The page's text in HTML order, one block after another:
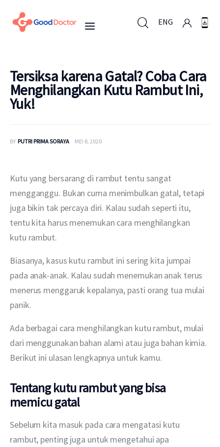
ENG
ENG
Berita
Layanan
Tersiksa karena Gatal? Coba Cara
Menghilangkan Kutu Rambut Ini,
Yuk!
BY PUTRI PRIMA SORAYA MEI 8, 2020
Kutu yang bersarang di rambut tentu sangat
mengganggu. Bukan cuma menimbulkan gatal, tetapi
juga bikin tak percaya diri. Kalau sudah seperti itu,
tentu kita harus menemukan cara menghilangkan
kutu rambut.
Biasanya, kasus kutu rambut ini sering kita jumpai
pada anak-anak. Kalau sudah menemukan anak terus
menerus menggaruk kepalanya, pasti orang tua mulai
panik.
Ada berbagai cara menghilangkan kutu rambut, mulai
dari menggunakan bahan alami atau juga bahan kimia.
Berikut ini ulasan lengkapnya untuk kamu.
Tentang kutu rambut yang bisa
memicu gatal
Sebelum kita masuk pada cara mengatasi kutu
rambut, penting juga untuk mengetahui apa